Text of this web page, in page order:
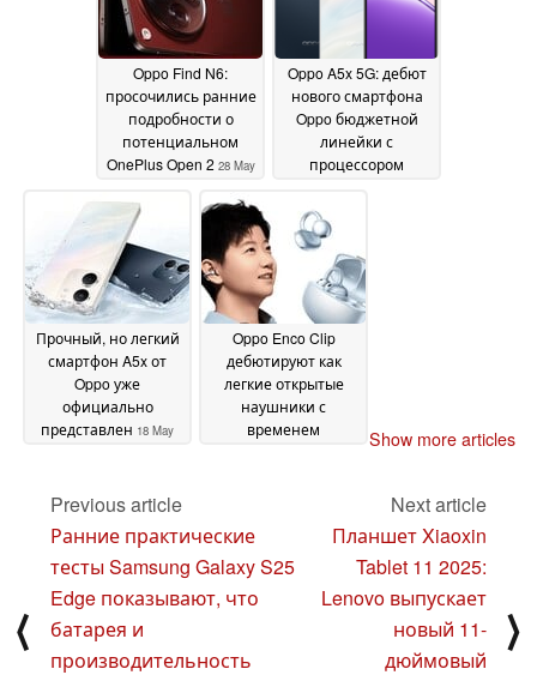
Oppo Find N6:
просочились ранние
подробности о
потенциальном
OnePlus Open 2 28 May
Oppo A5x 5G: дебют
нового смартфона
Oppo бюджетной
линейки с
процессором
Прочный, но легкий
смартфон A5x от
Oppo уже
официально
представлен 18 May
Oppo Enco Clip
дебютируют как
легкие открытые
наушники с
временем
Show more articles
⟨
Previous article
Ранние практические
тесты Samsung Galaxy S25
Edge показывают, что
батарея и
производительность
Next article
Планшет Xiaoxin
Tablet 11 2025:
Lenovo выпускает
новый 11-
дюймовый
⟩